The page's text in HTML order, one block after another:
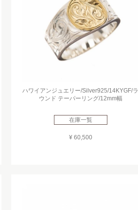
ハワイアンジュエリー/Silver925/14KYGF/ラ
ウンド テーパーリング/12mm幅
在庫一覧
¥ 60,500